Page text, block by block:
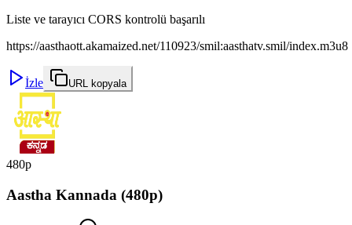
Liste ve tarayıcı CORS kontrolü başarılı
https://aasthaott.akamaized.net/110923/smil:aasthatv.smil/index.m3u8
İzle URL kopyala
480p
Aastha Kannada (480p)